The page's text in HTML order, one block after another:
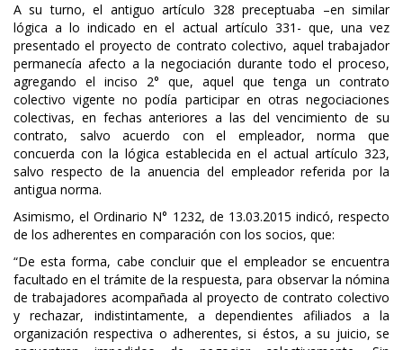
A su turno, el antiguo artículo 328 preceptuaba –en similar
lógica a lo indicado en el actual artículo 331- que, una vez
presentado el proyecto de contrato colectivo, aquel trabajador
permanecía afecto a la negociación durante todo el proceso,
agregando el inciso 2° que, aquel que tenga un contrato
colectivo vigente no podía participar en otras negociaciones
colectivas, en fechas anteriores a las del vencimiento de su
contrato, salvo acuerdo con el empleador, norma que
concuerda con la lógica establecida en el actual artículo 323,
salvo respecto de la anuencia del empleador referida por la
antigua norma.
Asimismo, el Ordinario N° 1232, de 13.03.2015 indicó, respecto
de los adherentes en comparación con los socios, que:
“De esta forma, cabe concluir que el empleador se encuentra
facultado en el trámite de la respuesta, para observar la nómina
de trabajadores acompañada al proyecto de contrato colectivo
y rechazar, indistintamente, a dependientes afiliados a la
organización respectiva o adherentes, si éstos, a su juicio, se